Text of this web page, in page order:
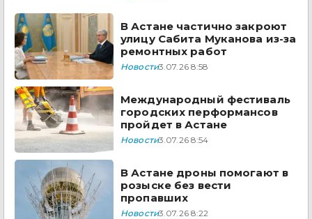
В Астане частично закроют
улицу Сабита Муканова из-за
ремонтных работ
Новости3.07.26 8:58
Международный фестиваль
городских перформансов
пройдет в Астане
Новости3.07.26 8:54
В Астане дроны помогают в
розыске без вести
пропавших
Новости3.07.26 8:22